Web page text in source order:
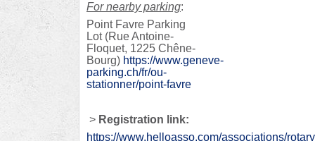
For nearby parking:
Point Favre Parking
Lot (Rue Antoine-
Floquet, 1225 Chêne-
Bourg) https://www.geneve-
parking.ch/fr/ou-
stationner/point-favre
> Registration link:
https://www.helloasso.com/associations/